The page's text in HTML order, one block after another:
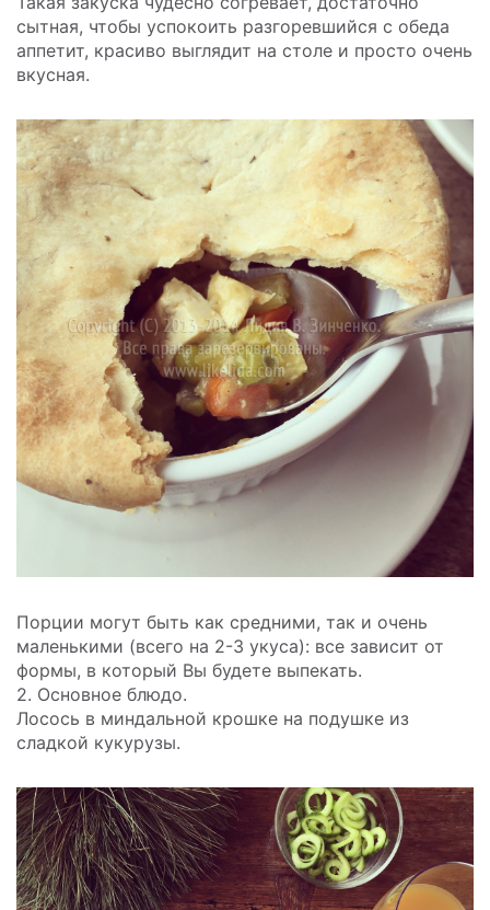
сытная, чтобы успокоить разгоревшийся с обеда
аппетит, красиво выглядит на столе и просто очень
вкусная.
Порции могут быть как средними, так и очень
маленькими (всего на 2-3 укуса): все зависит от
формы, в который Вы будете выпекать.
2. Основное блюдо.
Лосось в миндальной крошке на подушке из
сладкой кукурузы.